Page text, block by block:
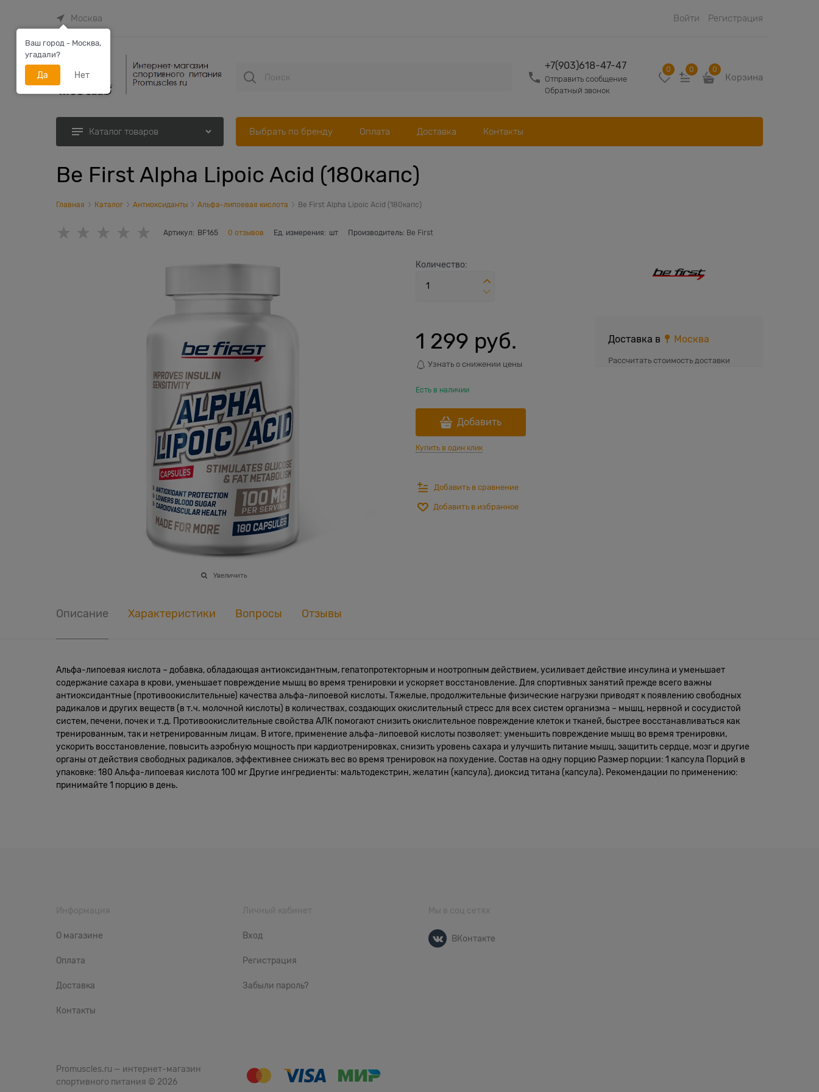
Москва Войти Регистрация
+7(903)618-47-47
Отправить сообщение
Обратный звонок
0 0 0
Корзина
Каталог товаров Выбрать по бренду Оплата Доставка Контакты
Be First Alpha Lipoic Acid (180капс)
Главная Каталог Антиоксиданты Альфа-липоевая кислота Be First Alpha Lipoic Acid (180капс)
Артикул: BF165 0 отзывов Ед. измерения: шт Производитель: Be First
Увеличить
Количество:
1 299 руб.
Узнать о снижении цены
Есть в наличии
Добавить
Купить в один клик
Добавить в сравнение
Добавить в избранное
Доставка в Москва
Рассчитать стоимость доставки
Описание Характеристики Вопросы Отзывы
Альфа-липоевая кислота – добавка, обладающая антиоксидантным, гепатопротекторным и ноотропным действием, усиливает действие инсулина и уменьшает
содержание сахара в крови, уменьшает повреждение мышц во время тренировки и ускоряет восстановление. Для спортивных занятий прежде всего важны
антиоксидантные (противоокислительные) качества альфа-липоевой кислоты. Тяжелые, продолжительные физические нагрузки приводят к появлению свободных
радикалов и других веществ (в т.ч. молочной кислоты) в количествах, создающих окислительный стресс для всех систем организма – мышц, нервной и сосудистой
систем, печени, почек и т.д. Противоокислительные свойства АЛК помогают снизить окислительное повреждение клеток и тканей, быстрее восстанавливаться как
тренированным, так и нетренированным лицам. В итоге, применение альфа-липоевой кислоты позволяет: уменьшить повреждение мышц во время тренировки,
ускорить восстановление, повысить аэробную мощность при кардиотренировках, снизить уровень сахара и улучшить питание мышц, защитить сердце, мозг и другие
органы от действия свободных радикалов, эффективнее снижать вес во время тренировок на похудение. Состав на одну порцию Размер порции: 1 капсула Порций в
упаковке: 180 Альфа-липоевая кислота 100 мг Другие ингредиенты: мальтодекстрин, желатин (капсула), диоксид титана (капсула). Рекомендации по применению:
принимайте 1 порцию в день.
Информация
О магазине
Оплата
Доставка
Контакты
Личный кабинет
Вход
Регистрация
Забыли пароль?
Мы в соц сетях
ВКонтакте
Promuscles.ru — интернет-магазин
спортивного питания © 2026
Ваш город - Москва,
угадали?
Да Нет